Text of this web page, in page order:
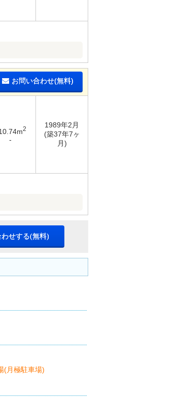
お問い合わせ(無料)
2
-
1989年2月
(築37年7ヶ
月)
せする(無料)
(月極駐車場)